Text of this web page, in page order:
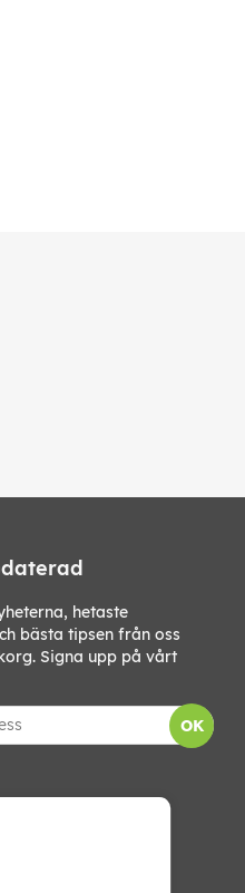
hetaste
bästa tipsen från oss
Signa upp på vårt
OK